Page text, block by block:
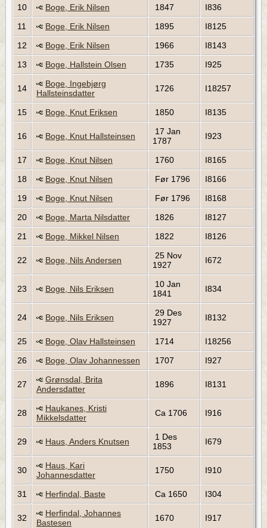
10 Boge, Erik Nilsen 1847
I836
11
Boge, Erik Nilsen 1895
I8125
12
Boge, Erik Nilsen 1966
I8143
13
Boge, Hallstein Olsen 1735 I925
14
Boge, Ingebjørg
Hallsteinsdatter
1726 I18257
15 Boge, Knut Eriksen 1850 I8135
16 Boge, Knut Hallsteinsen
17 Jan
1787
I923
17 Boge, Knut Nilsen 1760
I8165
18
Boge, Knut Nilsen Før 1796
I8166
19
Boge, Knut Nilsen Før 1796
I8168
20
Boge, Marta Nilsdatter 1826
I8127
21
Boge, Mikkel Nilsen 1822 I8126
22 Boge, Nils Andersen
25 Nov
1927
I672
23 Boge, Nils Eriksen
10 Jan
1841
I834
24 Boge, Nils Eriksen
29 Des
1927
I8132
25 Boge, Olav Hallsteinsen 1714
I18256
26
Boge, Olav Johannessen 1707 I927
27
Grønsdal, Brita
Andersdatter
1896 I8131
28
Haukanes, Kristi
Mikkelsdatter
Ca 1706 I916
29 Haus, Anders Knutsen
1 Des
1853
I679
30
Haus, Kari
Johannesdatter
1750 I910
31 Herfindal, Baste Ca 1650 I304
32
Herfindal, Johannes
Bastesen
1670 I917